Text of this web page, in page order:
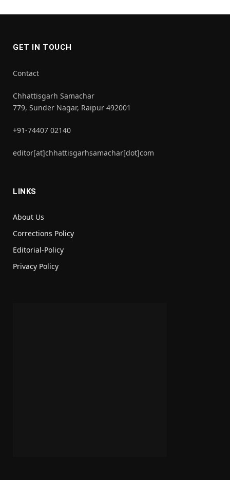
GET IN TOUCH
Contact
Chhattisgarh Samachar
779, Sunder Nagar, Raipur 492001
+91-74407 02140
editor[at]chhattisgarhsamachar[dot]com
LINKS
About Us
Corrections Policy
Editorial-Policy
Privacy Policy